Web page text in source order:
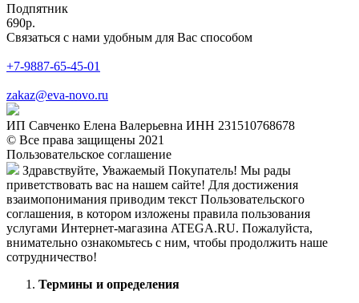
Подпятник
690р.
Связаться с нами удобным для Вас способом
+7-9887-65-45-01
zakaz@eva-novo.ru
ИП Савченко Елена Валерьевна ИНН 231510768678
© Все права защищены 2021
Пользовательское соглашение
Здравствуйте, Уважаемый Покупатель! Мы рады
приветствовать вас на нашем сайте! Для достижения
взаимопонимания приводим текст Пользовательского
соглашения, в котором изложены правила пользования
услугами Интернет-магазина ATEGA.RU. Пожалуйста,
внимательно ознакомьтесь с ним, чтобы продолжить наше
сотрудничество!
Термины и определения